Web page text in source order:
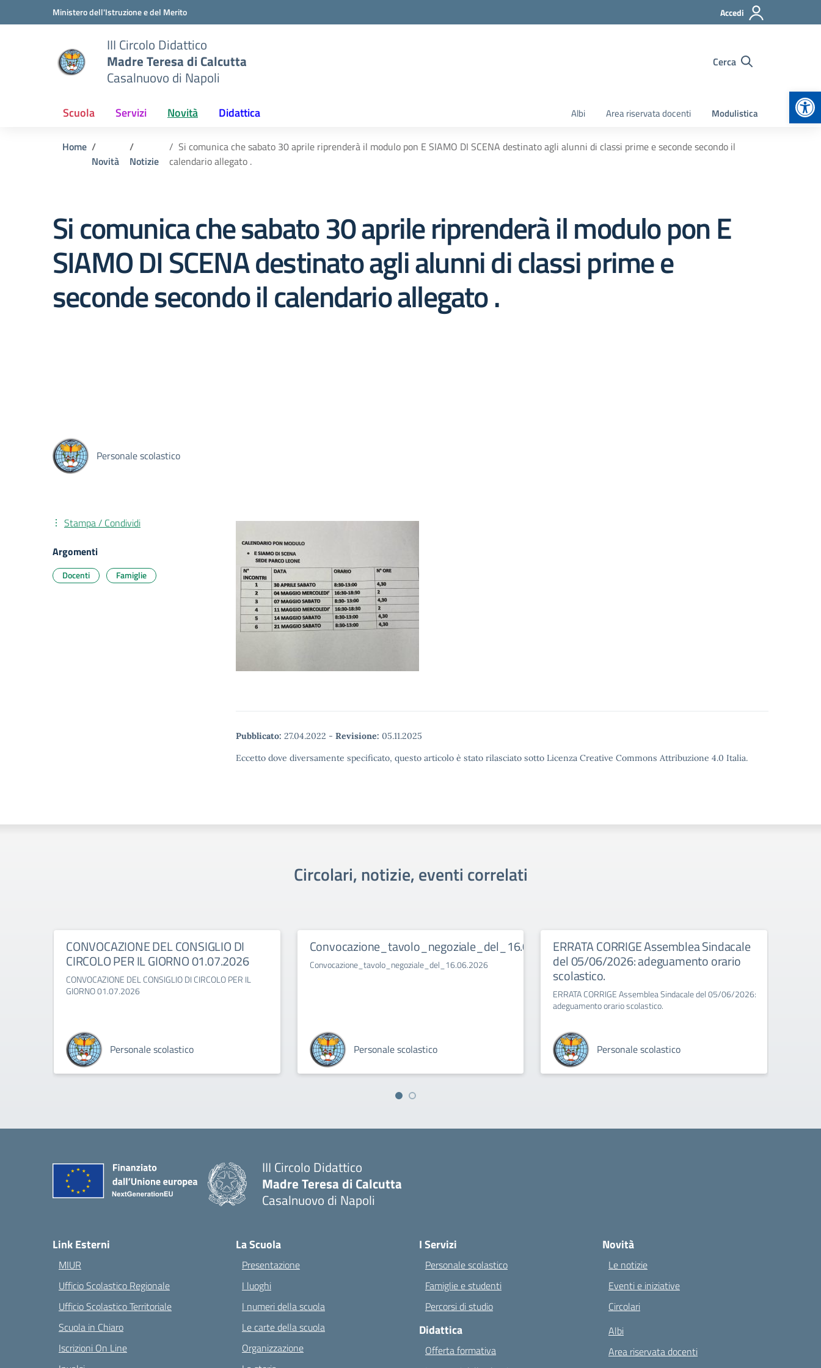
Vai ai contenuti
Vai al menu di navigazioneMinistero dell'Istruzione e del Merito Accedi
III Circolo Didattico
Madre Teresa di Calcutta
Casalnuovo di Napoli
Cerca
Scuola Servizi Novità Didattica Albi Area riservata docenti Modulistica
Home
Novità
Notizie
Si comunica che sabato 30 aprile riprenderà il modulo pon E SIAMO DI SCENA destinato agli alunni di classi prime e seconde secondo il
calendario allegato .
Si comunica che sabato 30 aprile riprenderà il modulo pon E
SIAMO DI SCENA destinato agli alunni di classi prime e
seconde secondo il calendario allegato .
Personale scolastico
Pubblicato: 27.04.2022 - Revisione: 05.11.2025
Eccetto dove diversamente specificato, questo articolo è stato rilasciato sotto Licenza Creative Commons Attribuzione 4.0 Italia.
Stampa / Condividi
Argomenti
Docenti Famiglie
Circolari, notizie, eventi correlati
CONVOCAZIONE DEL CONSIGLIO DI
CIRCOLO PER IL GIORNO 01.07.2026
CONVOCAZIONE DEL CONSIGLIO DI CIRCOLO PER IL
GIORNO 01.07.2026
Personale scolastico
Convocazione_tavolo_negoziale_del_16.06.2026
Convocazione_tavolo_negoziale_del_16.06.2026
Personale scolastico
ERRATA CORRIGE Assemblea Sindacale
del 05/06/2026: adeguamento orario
scolastico.
ERRATA CORRIGE Assemblea Sindacale del 05/06/2026:
adeguamento orario scolastico.
Personale scolastico
III Circolo Didattico
Madre Teresa di Calcutta
Casalnuovo di Napoli
Link Esterni
MIUR
Ufficio Scolastico Regionale
Ufficio Scolastico Territoriale
Scuola in Chiaro
Iscrizioni On Line
La Scuola
Presentazione
I luoghi
I numeri della scuola
Le carte della scuola
Organizzazione
I Servizi
Personale scolastico
Famiglie e studenti
Percorsi di studio
Didattica
Offerta formativa
Novità
Le notizie
Eventi e iniziative
Circolari
Albi
Area riservata docenti